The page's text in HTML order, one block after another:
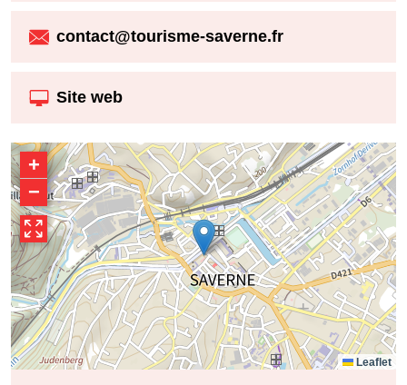
contact@tourisme-saverne.fr
Site web
+
−
Leaflet